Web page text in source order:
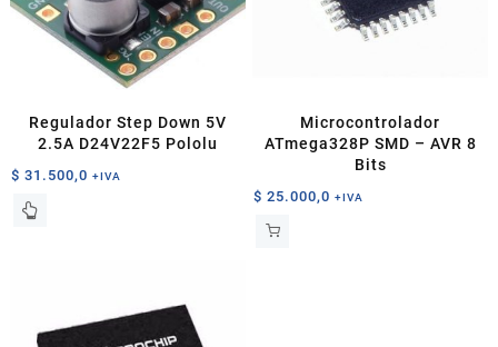
Regulador Step Down 5V
2.5A D24V22F5 Pololu
$ 31.500,0 +IVA
Microcontrolador
ATmega328P SMD – AVR 8
Bits
$ 25.000,0 +IVA